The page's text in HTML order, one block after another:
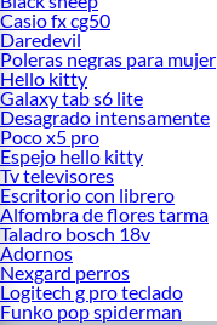
Casio fx cg50
Daredevil
Poleras negras para mujer
Hello kitty
Galaxy tab s6 lite
Desagrado intensamente
Poco x5 pro
Espejo hello kitty
Tv televisores
Escritorio con librero
Alfombra de flores tarma
Taladro bosch 18v
Adornos
Nexgard perros
Logitech g pro teclado
Funko pop spiderman